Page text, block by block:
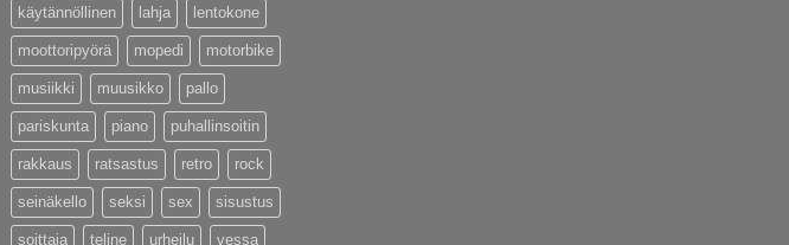
käytännöllinen lahja lentokone
moottoripyörä mopedi motorbike
musiikki muusikko pallo
pariskunta piano puhallinsoitin
rakkaus ratsastus retro rock
seinäkello seksi sex sisustus
soittaja teline urheilu vessa